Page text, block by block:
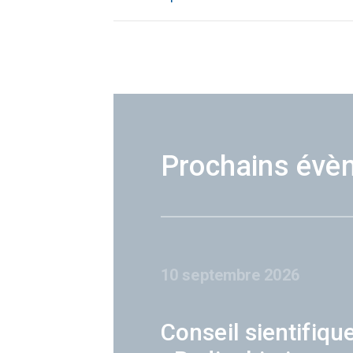
Prochains
10 septembre 2026
Conseil